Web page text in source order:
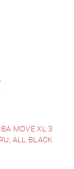
MOVE XL 3
ALL BLACK